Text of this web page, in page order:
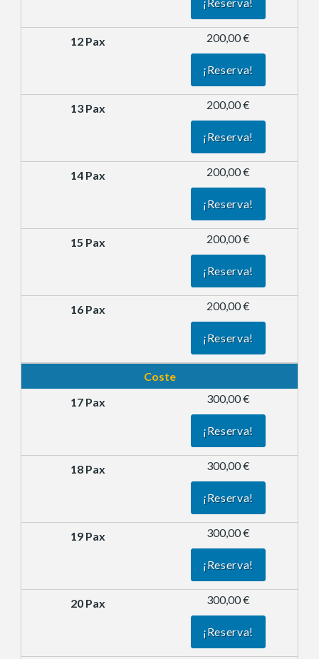
¡Reserva!
200,00 €
¡Reserva!
200,00 €
¡Reserva!
200,00 €
¡Reserva!
200,00 €
¡Reserva!
200,00 €
¡Reserva!
Coste
300,00 €
¡Reserva!
300,00 €
¡Reserva!
300,00 €
¡Reserva!
300,00 €
¡Reserva!